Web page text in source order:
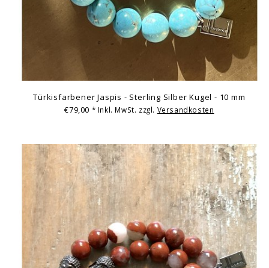
Türkisfarbener Jaspis - Sterling Silber Kugel - 10 mm
€79,00 * Inkl. MwSt. zzgl. Versandkosten